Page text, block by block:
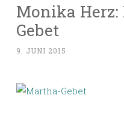
Monika Herz:
Gebet
9. JUNI 2015